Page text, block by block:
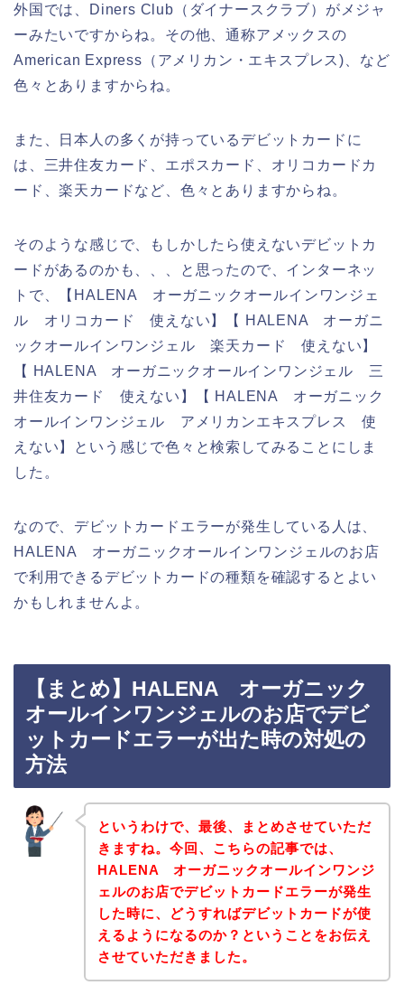
外国では、Diners Club（ダイナースクラブ）がメジャ
ーみたいですからね。その他、通称アメックスの
American Express（アメリカン・エキスプレス)、など
色々とありますからね。
また、日本人の多くが持っているデビットカードに
は、三井住友カード、エポスカード、オリコカードカ
ード、楽天カードなど、色々とありますからね。
そのような感じで、もしかしたら使えないデビットカ
ードがあるのかも、、、と思ったので、インターネッ
トで、【HALENA オーガニックオールインワンジェ
ル オリコカード 使えない】【 HALENA オーガニ
ックオールインワンジェル 楽天カード 使えない】
【 HALENA オーガニックオールインワンジェル 三
井住友カード 使えない】【 HALENA オーガニック
オールインワンジェル アメリカンエキスプレス 使
えない】という感じで色々と検索してみることにしま
した。
なので、デビットカードエラーが発生している人は、
HALENA オーガニックオールインワンジェルのお店
で利用できるデビットカードの種類を確認するとよい
かもしれませんよ。
【まとめ】HALENA オーガニック
オールインワンジェルのお店でデビ
ットカードエラーが出た時の対処の
方法
というわけで、最後、まとめさせていただ
きますね。今回、こちらの記事では、
HALENA オーガニックオールインワンジ
ェルのお店でデビットカードエラーが発生
した時に、どうすればデビットカードが使
えるようになるのか？ということをお伝え
させていただきました。